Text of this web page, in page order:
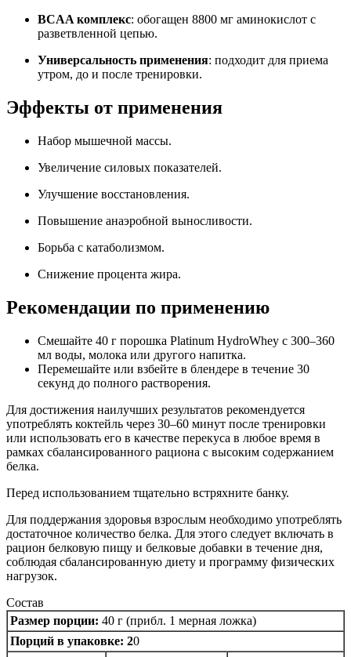
BCAA комплекс: обогащен 8800 мг аминокислот с
разветвленной цепью.
Универсальность применения: подходит для приема
утром, до и после тренировки.
Эффекты от применения
Набор мышечной массы.
Увеличение силовых показателей.
Улучшение восстановления.
Повышение анаэробной выносливости.
Борьба с катаболизмом.
Снижение процента жира.
Рекомендации по применению
Смешайте 40 г порошка Platinum HydroWhey с 300–360
мл воды, молока или другого напитка.
Перемешайте или взбейте в блендере в течение 30
секунд до полного растворения.
Для достижения наилучших результатов рекомендуется
употреблять коктейль через 30–60 минут после тренировки
или использовать его в качестве перекуса в любое время в
рамках сбалансированного рациона с высоким содержанием
белка.
Перед использованием тщательно встряхните банку.
Для поддержания здоровья взрослым необходимо употреблять
достаточное количество белка. Для этого следует включать в
рацион белковую пищу и белковые добавки в течение дня,
соблюдая сбалансированную диету и программу физических
нагрузок.
Состав
Размер порции: 40 г (прибл. 1 мерная ложка)
Порций в упаковке: 20